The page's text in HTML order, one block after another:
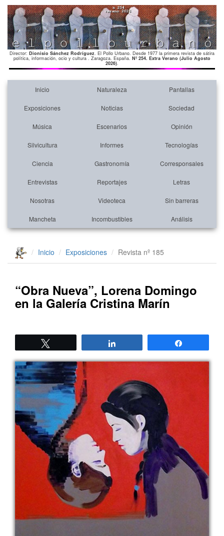
Director: Dionisio Sánchez Rodríguez. El Pollo Urbano. Desde 1977 la primera revista de sátira
política, información, ocio y cultura . Zaragoza. España. Nº 254. Extra Verano (Julio Agosto
2026).
Inicio Naturaleza Pantallas
Exposiciones Noticias Sociedad
Música Escenarios Opinión
Silvicultura Informes Tecnologías
Ciencia Gastronomía Corresponsales
Entrevistas Reportajes Letras
Nosotras Videoteca Sin barreras
Mancheta Incombustibles Análisis
Inicio Exposiciones Revista nº 185
“Obra Nueva”, Lorena Domingo
en la Galería Cristina Marín